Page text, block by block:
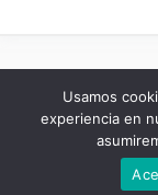
Aviso Legal
Usamos
experiencia en